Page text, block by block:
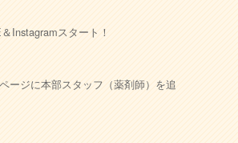
Instagramスタート！
ージに本部スタッフ（薬剤師）を追